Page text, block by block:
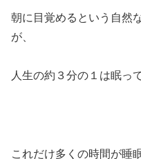
朝に目覚めるという自然
が、
人生の約３分の１は眠っ
これだけ多くの時間が睡